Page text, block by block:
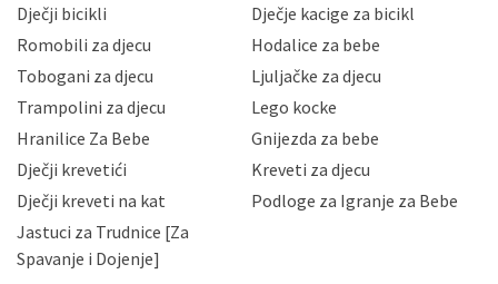
gubitka ili uništenja. Mae.hr štiti privatnost svojih
korisnika i posjetitelja web stranica, čuva povjerljivost
Vaših osobnih podataka te omogućava pristup i
priopćavanje osobnih podataka samo onim svojim
zaposlenicima kojima su isti potrebni radi provedbe
slučajevima koji su dozvoljeni zakonima. Napominjemo
da možete u svako doba, u potpunosti ili djelomice,
zatražiti prestanak aktivnosti obrade Vaših osobnih
podataka. Opoziv privole možete podnijeti poštom na
gore navedenu adresu ili e-mailom na adresu:
Dječji bicikli
Dječje kacige za bicikl
Romobili za djecu
Hodalice za bebe
Tobogani za djecu
Ljuljačke za djecu
Trampolini za djecu
Lego kocke
Hranilice Za Bebe
Gnijezda za bebe
Dječji krevetići
Kreveti za djecu
Dječji kreveti na kat
Podloge za Igranje za Bebe
Jastuci za Trudnice [Za
Spavanje i Dojenje]